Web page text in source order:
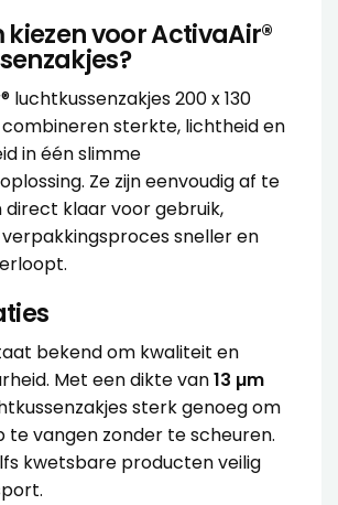
voor ActivaAir®
luchtkussenzakjes 200 x 130
combineren sterkte, lichtheid en
in één slimme
Ze zijn eenvoudig af te
direct klaar voor gebruik,
sneller en
bekend om kwaliteit en
Met een dikte van13 µm
sterk genoeg om
te vangen zonder te scheuren.
kwetsbare producten veilig